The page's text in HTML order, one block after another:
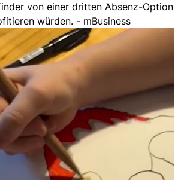
von einer dritten Absenz-Option
würden. - mBusiness